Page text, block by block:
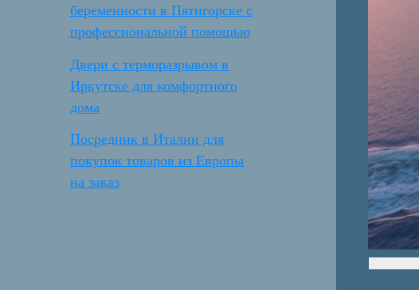
беременности в Пятигорске с
профессиональной помощью
Двери с терморазрывом в
Иркутске для комфортного
дома
Посредник в Италии для
покупок товаров из Европы
на заказ